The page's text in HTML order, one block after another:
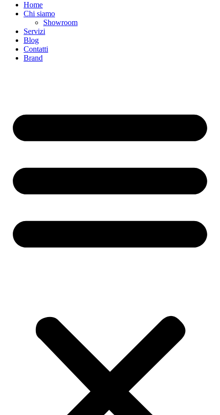
Home
Chi siamo
Showroom
Servizi
Blog
Contatti
Brand